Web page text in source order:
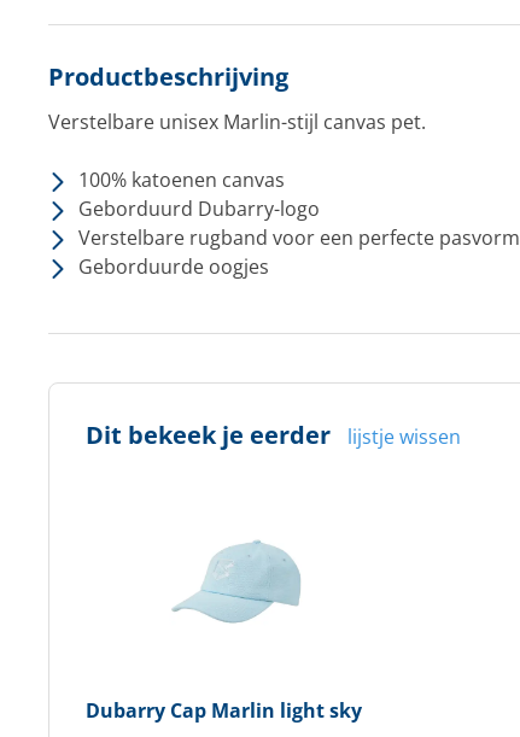
Productbeschrijving
Verstelbare unisex Marlin-stijl canvas pet.
100% katoenen canvas
Geborduurd Dubarry-logo
Verstelbare rugband voor een perfecte pasvorm
Geborduurde oogjes
Dit bekeek je eerder lijstje wissen
DubarryCap Marlin light sky